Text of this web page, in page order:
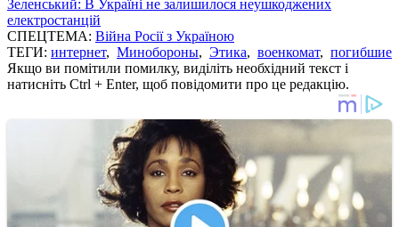
Зеленський: В Україні не залишилося неушкоджених
електростанцій
СПЕЦТЕМА: Війна Росії з Україною
ТЕГИ: интернет, Минобороны, Этика, военкомат, погибшие
Якщо ви помітили помилку, виділіть необхідний текст і
натисніть Ctrl + Enter, щоб повідомити про це редакцію.